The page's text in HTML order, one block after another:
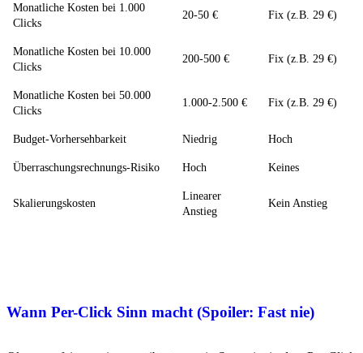
Monatliche Kosten bei 1.000
Clicks
20-50 € Fix (z.B. 29 €)
Monatliche Kosten bei 10.000
Clicks
200-500 € Fix (z.B. 29 €)
Monatliche Kosten bei 50.000
Clicks
1.000-2.500 € Fix (z.B. 29 €)
Budget-Vorhersehbarkeit Niedrig Hoch
Überraschungsrechnungs-Risiko Hoch Keines
Skalierungskosten
Linearer
Anstieg
Kein Anstieg
Wann Per-Click Sinn macht (Spoiler: Fast nie)